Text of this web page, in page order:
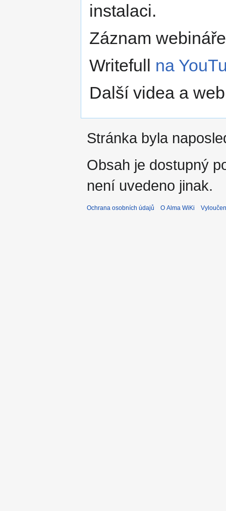
instalaci.
Záznam
Writefull na
Další videa a
Stránka byla
Obsah je dostupný
není uvedeno jinak.
Ochrana osobních údajů O Alma WiKi